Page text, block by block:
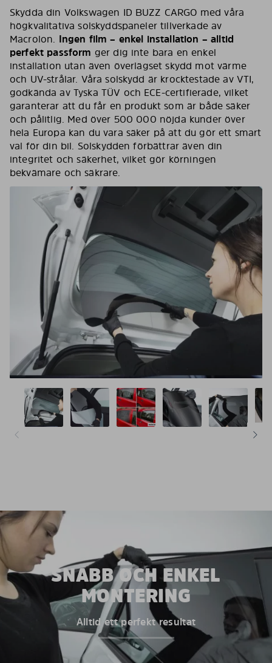
Skydda din Volkswagen ID BUZZ CARGO med våra
högkvalitativa solskyddspaneler tillverkade av
Macrolon. Ingen film – enkel installation – alltid
perfekt passform ger dig inte bara en enkel
installation utan även överlägset skydd mot värme
och UV-strålar. Våra solskydd är krocktestade av VTI,
godkända av Tyska TÜV och ECE-certifierade, vilket
garanterar att du får en produkt som är både säker
och pålitlig. Med över 500 000 nöjda kunder över
hela Europa kan du vara säker på att du gör ett smart
val för din bil. Solskydden förbättrar även din
integritet och säkerhet, vilket gör körningen
bekvämare och säkrare.
SNABB OCH ENKEL
MONTERING
Alltid ett perfekt resultat